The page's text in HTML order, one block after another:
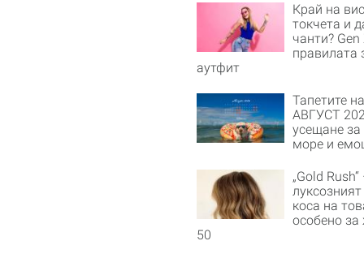
Край на
токчета и
чанти?
правилата
аутфит
Тапетите
АВГУСТ
усещане за
море и
„Gold
коса на
особено за
50